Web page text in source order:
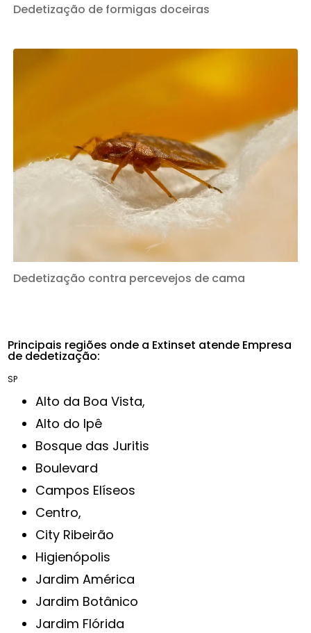
Dedetização de formigas doceiras
Dedetização contra percevejos de cama
Principais regiões onde a Extinset atende Empresa
de dedetização:
SP
Alto da Boa Vista,
Alto do Ipê
Bosque das Juritis
Boulevard
Campos Elíseos
Centro,
City Ribeirão
Higienópolis
Jardim América
Jardim Botânico
Jardim Flórida